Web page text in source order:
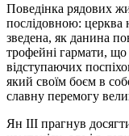
Поведінка рядових
послідовною: церква
зведена, як данина
трофейні гармати, що
відступаючих
який своїм боєм в
славну перемогу
Ян III прагнув